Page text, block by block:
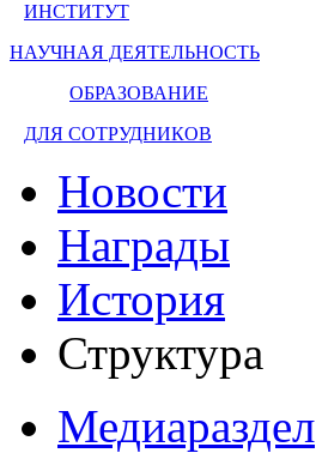
ИНСТИТУТ
НАУЧНАЯ ДЕЯТЕЛЬНОСТЬ
ОБРАЗОВАНИЕ
ДЛЯ СОТРУДНИКОВ
Новости
Награды
История
Структура
Медиараздел